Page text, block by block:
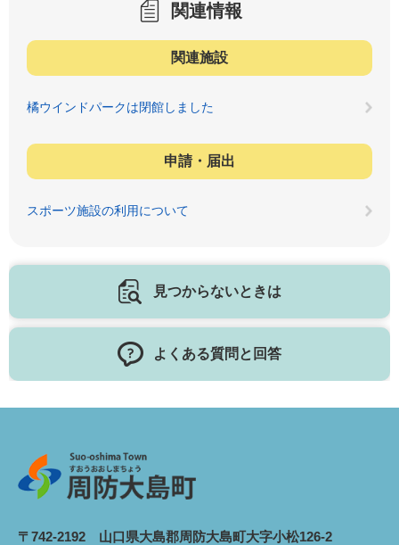
関連情報
関連施設
橘ウインドパークは閉館しました
申請・届出
スポーツ施設の利用について
見つからないときは
よくある質問と回答
〒742-2192 山口県大島郡周防大島町大字小松126-2